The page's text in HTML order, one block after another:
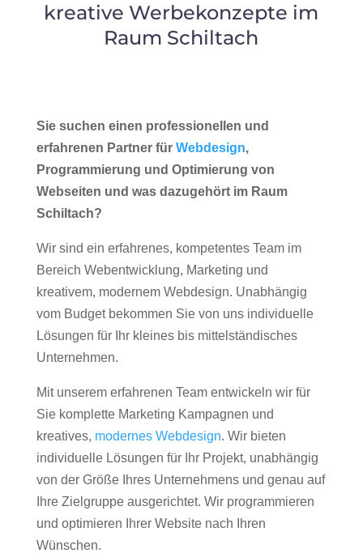
kreative Werbekonzepte im
Raum Schiltach
Sie suchen einen professionellen und
erfahrenen Partner für Webdesign,
Programmierung und Optimierung von
Webseiten und was dazugehört im Raum
Schiltach?
Wir sind ein erfahrenes, kompetentes Team im
Bereich Webentwicklung, Marketing und
kreativem, modernem Webdesign. Unabhängig
vom Budget bekommen Sie von uns individuelle
Lösungen für Ihr kleines bis mittelständisches
Unternehmen.
Mit unserem erfahrenen Team entwickeln wir für
Sie komplette Marketing Kampagnen und
kreatives, modernes Webdesign. Wir bieten
individuelle Lösungen für Ihr Projekt, unabhängig
von der Größe Ihres Unternehmens und genau auf
Ihre Zielgruppe ausgerichtet. Wir programmieren
und optimieren Ihrer Website nach Ihren
Wünschen.